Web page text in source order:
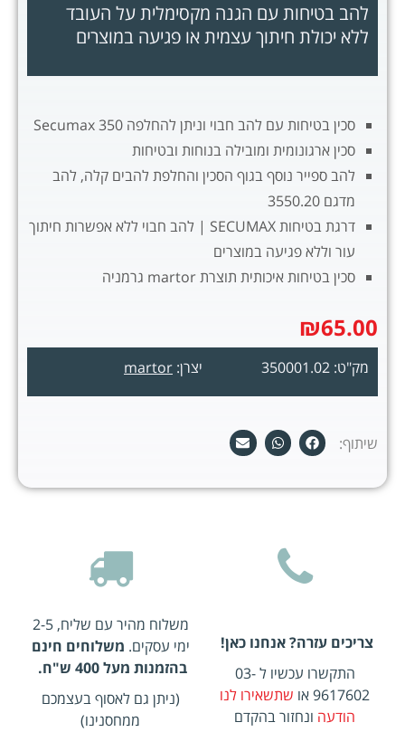
להב בטיחות עם הגנה מקסימלית על העובד
ללא יכולת חיתוך עצמית או פגיעה במוצרים
מק"ט: 350001.02 יצרן: martor
סכין בטיחות עם להב חבוי וניתן להחלפה Secumax 350
סכין ארגונומית ומובילה בנוחות ובטיחות
להב ספייר נוסף בגוף הסכין והחלפת להבים קלה, להב
מדגם 3550.20
דרגת בטיחות SECUMAX | להב חבוי ללא אפשרות חיתוך
עור וללא פגיעה במוצרים
סכין בטיחות איכותית תוצרת martor גרמניה
₪65.00
שיתוף:
צריכים עזרה? אנחנו כאן!
התקשרו עכשיו ל 03-
9617602 או
שתשאירו לנו
הודעה ונחזור בהקדם
משלוח מהיר עם שליח, 2-5
ימי עסקים. משלוחים חינם
בהזמנות מעל 400 ש"ח.
(ניתן גם לאסוף בעצמכם
ממחסנינו)